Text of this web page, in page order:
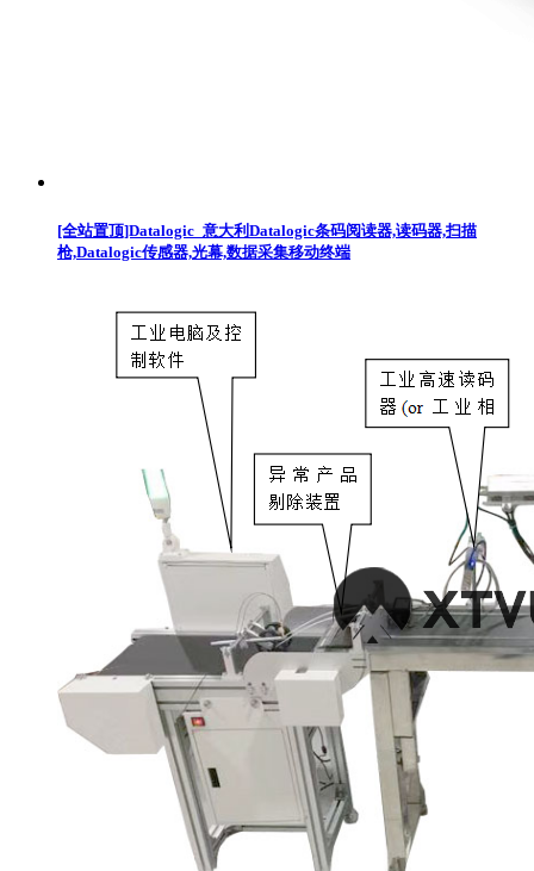
[全站置顶]Datalogic_意大利Datalogic条码阅读器,读码器,扫描
枪,Datalogic传感器,光幕,数据采集移动终端